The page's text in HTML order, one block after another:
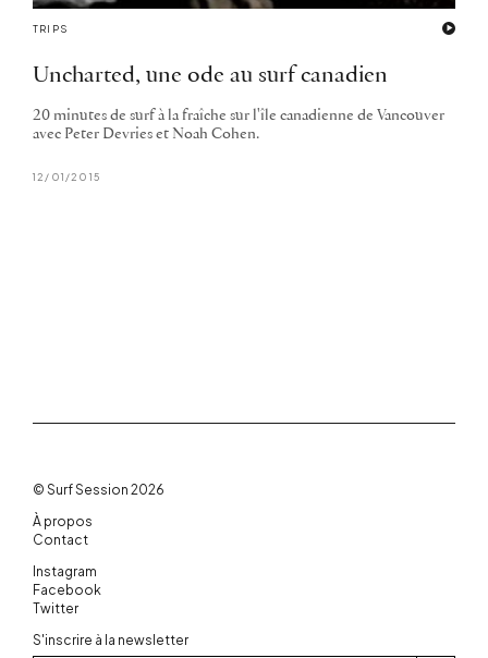
TRIPS
Uncharted, une ode au surf canadien
20 minutes de surf à la fraîche sur l'île canadienne de Vancouver
avec Peter Devries et Noah Cohen.
12/01/2015
© Surf Session 2026
À propos
Contact
Instagram
Facebook
Twitter
S'inscrire à la newsletter